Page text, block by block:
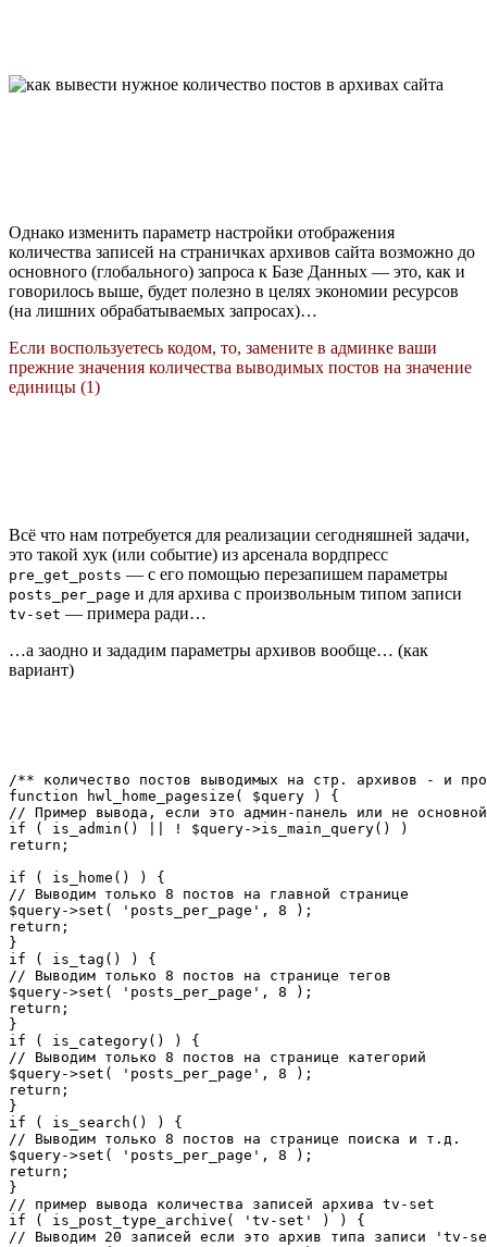
Однако изменить параметр настройки отображения
количества записей на страничках архивов сайта возможно до
основного (глобального) запроса к Базе Данных — это, как и
говорилось выше, будет полезно в целях экономии ресурсов
(на лишних обрабатываемых запросах)…
Если воспользуетесь кодом, то, замените в админке ваши
прежние значения количества выводимых постов на значение
единицы (1)
Всё что нам потребуется для реализации сегодняшней задачи,
это такой хук (или событие) из арсенала вордпресс
pre_get_posts — с его помощью перезапишем параметры
posts_per_page и для архива с произвольным типом записи
tv-set — примера ради…
…а заодно и зададим параметры архивов вообще… (как
вариант)
/** количество постов выводимых на стр. архивов - и
function hwl_home_pagesize( $query ) {
// Пример вывода, если это админ-панель или не
if ( is_admin() || ! $query->is_main_query() )
return;
if ( is_home() ) {
// Выводим только 8 постов на главной странице
$query->set( 'posts_per_page', 8 );
return;
}
if ( is_tag() ) {
// Выводим только 8 постов на странице тегов
$query->set( 'posts_per_page', 8 );
return;
}
if ( is_category() ) {
// Выводим только 8 постов на странице категорий
$query->set( 'posts_per_page', 8 );
return;
}
if ( is_search() ) {
// Выводим только 8 постов на странице поиска и т.д.
$query->set( 'posts_per_page', 8 );
return;
}
// пример вывода количества записей архива tv-set
if ( is_post_type_archive( 'tv-set' ) ) {
// Выводим 20 записей если это архив типа записи 'tv-